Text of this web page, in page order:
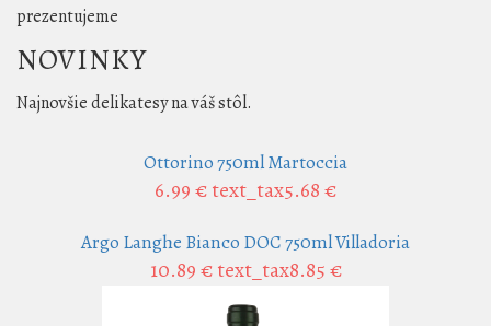
prezentujeme
NOVINKY
Najnovšie delikatesy na váš stôl.
Ottorino 750ml Martoccia
6.99 €text_tax5.68 €
Argo Langhe Bianco DOC 750ml Villadoria
10.89 € text_tax8.85 €